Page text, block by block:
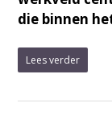
die binnen
Lees verder